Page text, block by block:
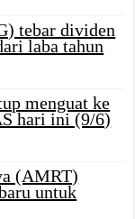
tebar dividen
laba tahun
menguat ke
hari ini (9/6)
(AMRT)
untuk